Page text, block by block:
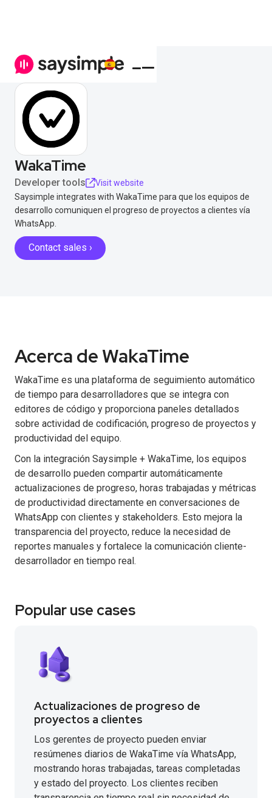
WakaTime
Developer tools
Visit website
Saysimple integrates with WakaTime para que los equipos de
desarrollo comuniquen el progreso de proyectos a clientes vía
WhatsApp.
Contact sales ›
Acerca de WakaTime
WakaTime es una plataforma de seguimiento automático
de tiempo para desarrolladores que se integra con
editores de código y proporciona paneles detallados
sobre actividad de codificación, progreso de proyectos y
productividad del equipo.
Con la integración Saysimple + WakaTime, los equipos
de desarrollo pueden compartir automáticamente
actualizaciones de progreso, horas trabajadas y métricas
de productividad directamente en conversaciones de
WhatsApp con clientes y stakeholders. Esto mejora la
transparencia del proyecto, reduce la necesidad de
reportes manuales y fortalece la comunicación cliente-
desarrollador en tiempo real.
Popular use cases
Actualizaciones de progreso de
proyectos a clientes
Los gerentes de proyecto pueden enviar
resúmenes diarios de WakaTime vía WhatsApp,
mostrando horas trabajadas, tareas completadas
y estado del proyecto. Los clientes reciben